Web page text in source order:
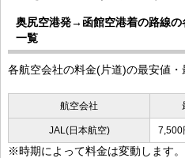
奥尻空港発→函館空港着の路線
一覧
各航空会社の料金(片道)の最安値・
航空会社
JAL(日本航空) 7,500
※時期によって料金は変動します。